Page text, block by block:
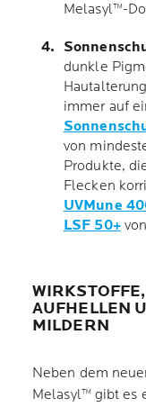
Melasyl™-
dunkle
immer auf
von
Produkte,
Flecken
UVMune
LSF 50+
AUFHELLEN
MILDERN
Neben dem
Melasyl™ gibt es